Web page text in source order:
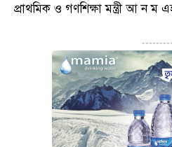
প্রাথমিক ও গণশিক্ষা মন্ত্রী আ ন ম
---------